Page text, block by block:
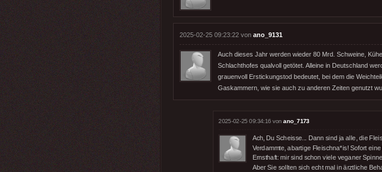
2025-02-25 09:23:22 von ano_9131
Auch dieses Jahr werden wieder 80 Mrd. Schweine,
Schlachthofes qualvoll getötet. Alleine in Deutschland
grauenvoll Erstickungstod bedeutet, bei dem die
Gaskammern, wie sie auch zu anderen Zeiten genutzt
2025-02-25 09:34:16 vonano_7173
Ach, Du Scheisse... Dann sind ja alle, die
Verdammte, abartige Fleischna*is! Sofort
Ernsthaft: mir sind schon viele veganer
Aber Sie sollten sich echt mal in ärztliche